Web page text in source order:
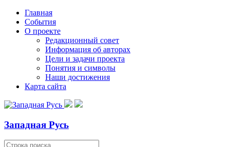
Главная
События
О проекте
Редакционный совет
Информация об авторах
Цели и задачи проекта
Понятия и символы
Наши достижения
Карта сайта
Западная Русь